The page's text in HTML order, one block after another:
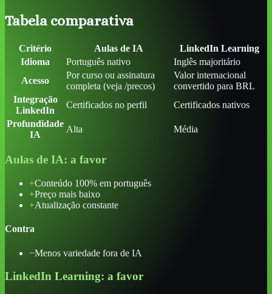
Tabela comparativa
Critério Aulas de IA
LinkedIn Learning
Idioma
Português nativo
Inglês majoritário
Acesso
Por curso ou assinatura
completa (veja /precos)
Valor internacional
convertido para BRL
Integração
LinkedIn
Certificados no perfil
Certificados nativos
Profundidade
IA
Alta Média
Aulas de IA: a favor
+Conteúdo 100% em português
+Preço mais baixo
+Atualização constante
Contra
−Menos variedade fora de IA
LinkedIn Learning: a favor